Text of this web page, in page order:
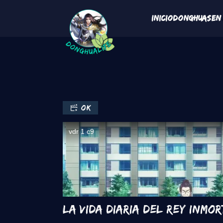
InicioDonghuasEn
OK
La vida diaria del Rey